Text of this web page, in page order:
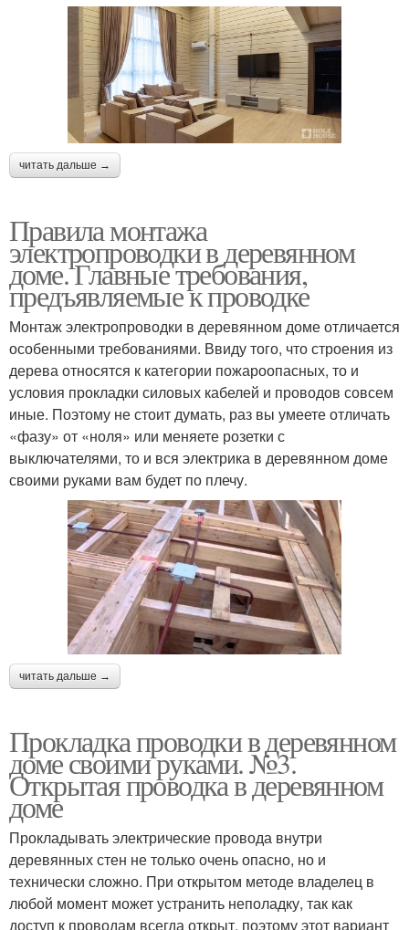
читать дальше →
Правила монтажа
электропроводки в деревянном
доме. Главные требования,
предъявляемые к проводке
Монтаж электропроводки в деревянном доме отличается
особенными требованиями. Ввиду того, что строения из
дерева относятся к категории пожароопасных, то и
условия прокладки силовых кабелей и проводов совсем
иные. Поэтому не стоит думать, раз вы умеете отличать
«фазу» от «ноля» или меняете розетки с
выключателями, то и вся электрика в деревянном доме
своими руками вам будет по плечу.
читать дальше →
Прокладка проводки в деревянном
доме своими руками. №3.
Открытая проводка в деревянном
доме
Прокладывать электрические провода внутри
деревянных стен не только очень опасно, но и
технически сложно. При открытом методе владелец в
любой момент может устранить неполадку, так как
доступ к проводам всегда открыт, поэтому этот вариант